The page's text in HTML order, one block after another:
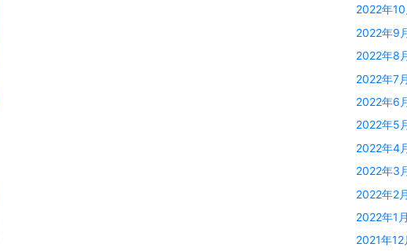
2022年10
2022年9
2022年8
2022年7月
2022年6
2022年5
2022年4
2022年3
2022年2月
2022年1月
2021年12